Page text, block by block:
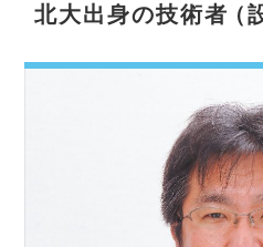
北大出身の技術者（